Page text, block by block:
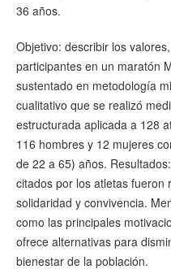
36 años.
Objetivo: describir los
participantes en un maratón
sustentado en metodología
cualitativo que se realizó
estructurada aplicada a 128
116 hombres y 12 mujeres
de 22 a 65) años.
citados por los atletas fueron
solidaridad y convivencia.
como las principales
ofrece alternativas para
bienestar de la población.